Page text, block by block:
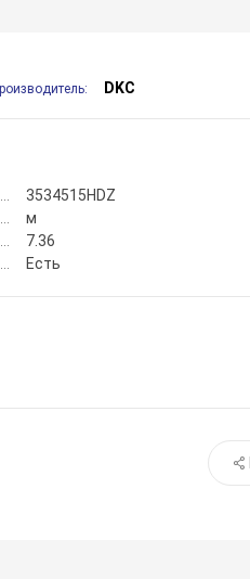
DKC
3534515HDZ
м
7.36
Есть